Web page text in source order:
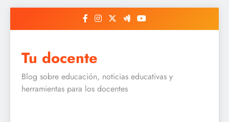
Tu docente
Blog sobre educación, noticias educativas y
herramientas para los docentes